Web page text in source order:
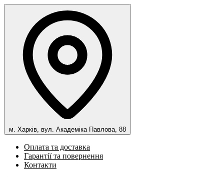
м. Харків, вул. Академіка Павлова, 88
Оплата та доставка
Гарантії та повернення
Контакти